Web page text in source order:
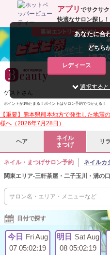
アプリ でサクサク
快適なサロン探し！
ゲストさん
ポイントが1%たまる！ポイントはサロン予約でつかえる！
【重要】熊本県熊本地方で発生した地震
様へ（2026年7月28日）
ヘア
ネイル
まつげ
リ
ネイル・まつげサロン予約
ネイルカ
関東エリア-三軒茶屋・二子玉川・溝の口
日付で探す
今日 Fri Aug
07 05:02:19
明日 Sat Aug
08 05:02:19
あなたに合
どちら
レディース
選択すると